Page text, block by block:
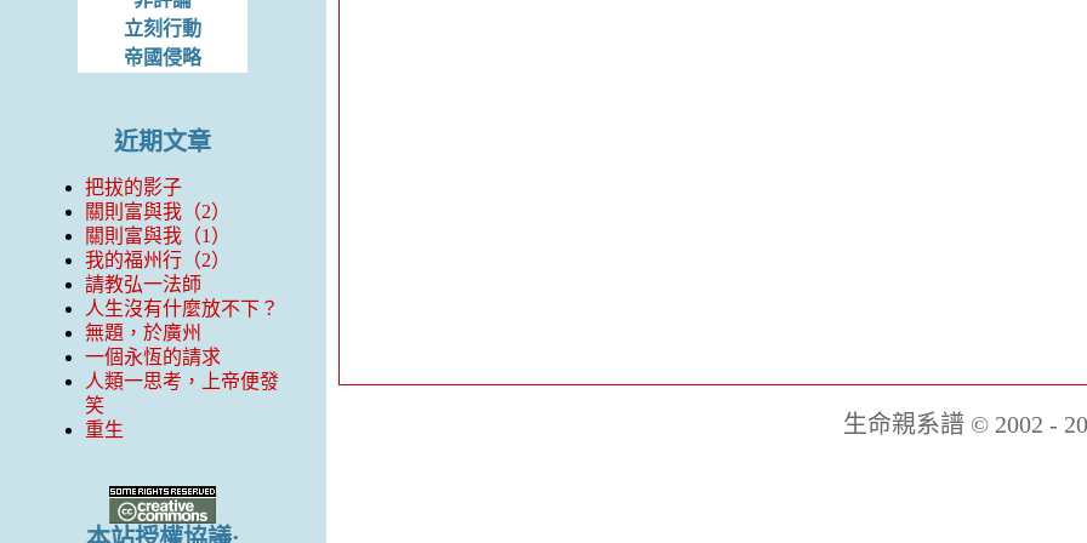
立刻行動
帝國侵略
近期文章
把拔的影子
關則富與我（2）
關則富與我（1）
我的福州行（2）
請教弘一法師
人生沒有什麼放不下？
無題，於廣州
一個永恆的請求
人類一思考，上帝便發
笑
重生
生命親系譜 © 2002 -